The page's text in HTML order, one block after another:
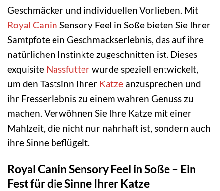
Geschmäcker und individuellen Vorlieben. Mit
Royal Canin Sensory Feel in Soße bieten Sie Ihrer
Samtpfote ein Geschmackserlebnis, das auf ihre
natürlichen Instinkte zugeschnitten ist. Dieses
exquisite Nassfutterwurde speziell entwickelt,
um den Tastsinn Ihrer Katze anzusprechen und
ihr Fresserlebnis zu einem wahren Genuss zu
machen. Verwöhnen Sie Ihre Katze mit einer
Mahlzeit, die nicht nur nahrhaft ist, sondern auch
ihre Sinne beflügelt.
Royal Canin Sensory Feel in Soße – Ein
Fest für die Sinne Ihrer Katze